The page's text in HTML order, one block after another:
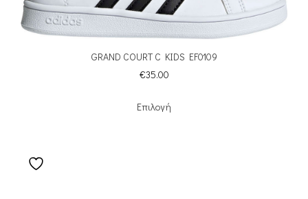
GRAND COURT C KIDS EF0109
€35.00
Επιλογή